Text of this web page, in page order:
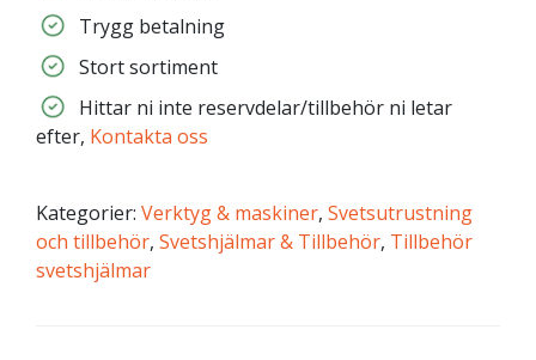
Trygg betalning
Stort sortiment
Hittar ni inte reservdelar/tillbehör ni letar
efter, Kontakta oss
Kategorier: Verktyg & maskiner, Svetsutrustning
och tillbehör, Svetshjälmar & Tillbehör, Tillbehör
svetshjälmar